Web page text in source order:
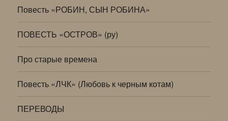
Повесть «РОБИН, СЫН РОБИНА»
ПОВЕСТЬ «ОСТРОВ» (ру)
Про старые времена
Повесть «ЛЧК» (Любовь к черным котам)
ПЕРЕВОДЫ